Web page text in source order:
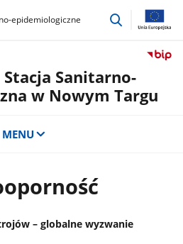
epidemiologiczne
przejdź
Sanitarno-
w Nowym Targu
MENU
– globalne wyzwanie